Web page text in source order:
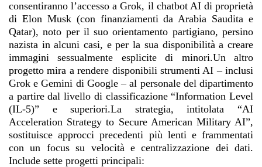
consentiranno l’accesso a Grok, il chatbot AI di proprietà
di Elon Musk (con finanziamenti da Arabia Saudita e
Qatar), noto per il suo orientamento partigiano, persino
nazista in alcuni casi, e per la sua disponibilità a creare
immagini sessualmente esplicite di minori.Un altro
progetto mira a rendere disponibili strumenti AI – inclusi
Grok e Gemini di Google – al personale del dipartimento
a partire dal livello di classificazione “Information Level
(IL-5)” e superiori.La strategia, intitolata “AI
Acceleration Strategy to Secure American Military AI”,
sostituisce approcci precedenti più lenti e frammentati
con un focus su velocità e centralizzazione dei dati.
Include sette progetti principali: